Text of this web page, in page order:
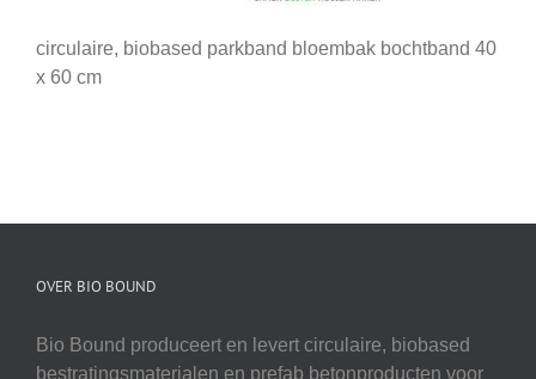
circulaire, biobased parkband bloembak bochtband 40
x 60 cm
OVER BIO BOUND
Bio Bound produceert en levert circulaire, biobased
bestratingsmaterialen en prefab betonproducten voor